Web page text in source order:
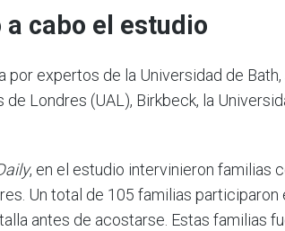
a cabo el estudio
por expertos de la Universidad de
Londres (UAL), Birkbeck, la
, en el estudio intervinieron familias
Un total de 105 familias participaron
antes de acostarse. Estas familias